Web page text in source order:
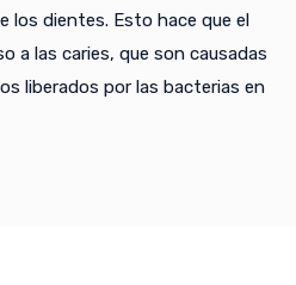
los dientes. Esto hace que el
a las caries, que son causadas
liberados por las bacterias en